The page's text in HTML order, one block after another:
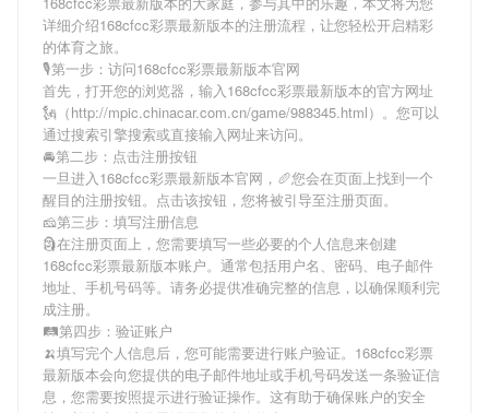
详细介绍168cfcc彩票最新版本的注册流程，让您轻松开启精彩
的体育之旅。
🎙第一步：访问168cfcc彩票最新版本官网
首先，打开您的浏览器，输入168cfcc彩票最新版本的官方网址
🗽（http://mpic.chinacar.com.cn/game/988345.html）。您可以
通过搜索引擎搜索或直接输入网址来访问。
🚘第二步：点击注册按钮
一旦进入168cfcc彩票最新版本官网，🥖您会在页面上找到一个
醒目的注册按钮。点击该按钮，您将被引导至注册页面。
🧀第三步：填写注册信息
🗿在注册页面上，您需要填写一些必要的个人信息来创建
168cfcc彩票最新版本账户。通常包括用户名、密码、电子邮件
地址、手机号码等。请务必提供准确完整的信息，以确保顺利完
成注册。
🛤第四步：验证账户
🍌填写完个人信息后，您可能需要进行账户验证。 168cfcc彩票
最新版本会向您提供的电子邮件地址或手机号码发送一条验证信
息，您需要按照提示进行验证操作。这有助于确保账户的安全